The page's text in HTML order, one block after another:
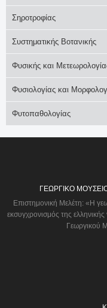
Σηροτροφίας
Συστηματικής Βοτανικής
Φυσικής και
Φυσιολογίας και
Φυτοπαθολογίας
ΓΕΩΡΓΙΚΟ
Επιστημονική Μελέτη: «Η
εκσυγχρονισμός της
Γεωργικού